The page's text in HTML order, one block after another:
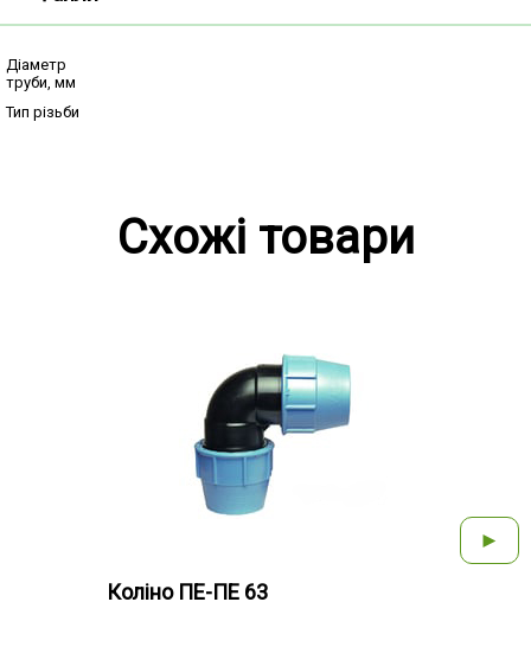
Діаметр
труби, мм
Тип різьби
Схожі товари
Коліно ПЕ-ПЕ 63
►